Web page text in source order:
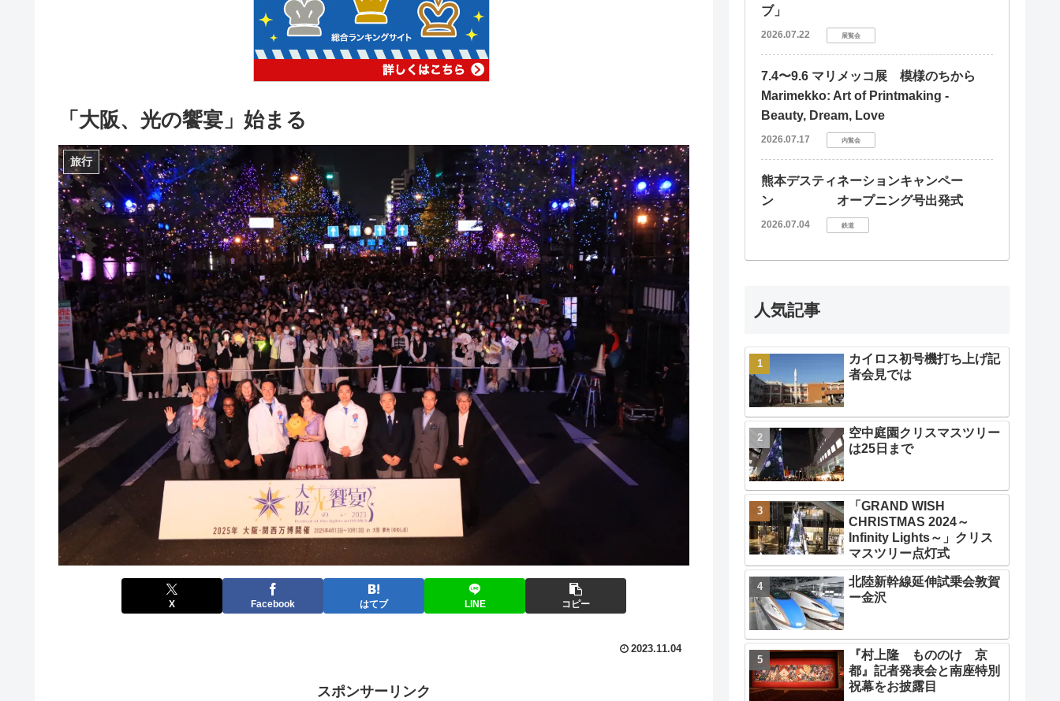
「大阪、光の饗宴」始まる
旅行
X Facebook はてブ LINE コピー
2023.11.04
スポンサーリンク
ブ」
2026.07.22 展覧会
7.4〜9.6 マリメッコ展 模様のちから
Marimekko: Art of Printmaking -
Beauty, Dream, Love
2026.07.17 内覧会
熊本デスティネーションキャンペー
ン オープニング号出発式
2026.07.04 鉄道
人気記事
カイロス初号機打ち上げ記
者会見では
空中庭園クリスマスツリー
は25日まで
「GRAND WISH
CHRISTMAS 2024～
Infinity Lights～」クリス
マスツリー点灯式
北陸新幹線延伸試乗会敦賀
ー金沢
『村上隆 もののけ 京
都』記者発表会と南座特別
祝幕をお披露目